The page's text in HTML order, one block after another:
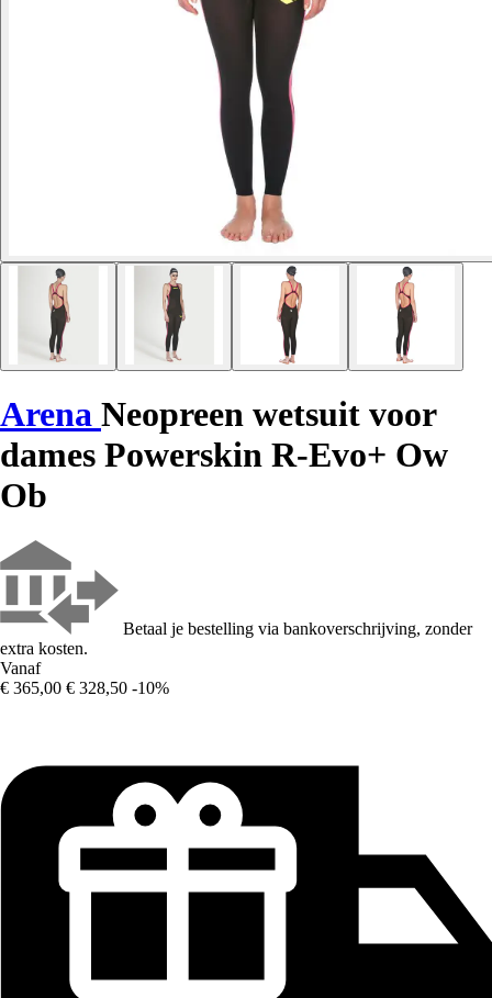
Arena Neopreen wetsuit voor
dames Powerskin R-Evo+ Ow
Ob
Betaal je bestelling via bankoverschrijving, zonder
extra kosten.
Vanaf
€ 365,00 € 328,50 -10%